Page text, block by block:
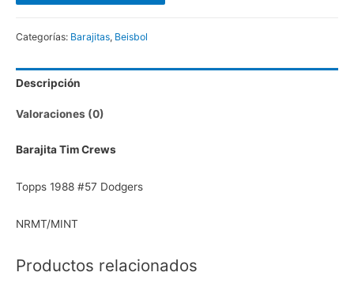
Categorías: Barajitas, Beisbol
Descripción
Valoraciones (0)
Barajita Tim Crews
Topps 1988 #57 Dodgers
NRMT/MINT
Productos relacionados